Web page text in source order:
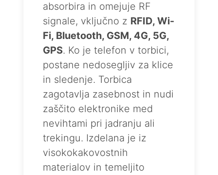
absorbira in omejuje RF
signale, vključno z RFID, Wi-
Fi, Bluetooth, GSM, 4G, 5G,
GPS. Ko je telefon v torbici,
postane nedosegljiv za klice
in sledenje. Torbica
zagotavlja zasebnost in nudi
zaščito elektronike med
nevihtami pri jadranju ali
trekingu. Izdelana je iz
visokokakovostnih
materialov in temeljito